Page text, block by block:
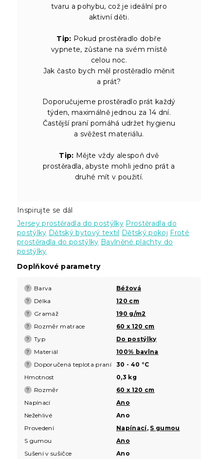
tvaru a pohybu, což je ideální pro
aktivní děti.
Tip: Pokud prostěradlo dobře
vypnete, zůstane na svém místě
celou noc.
Jak často bych měl prostěradlo měnit
a prát?
Doporučujeme prostěradlo prát každý
týden, maximálně jednou za 14 dní.
Častější praní pomáhá udržet hygienu
a svěžest materiálu.
Tip: Mějte vždy alespoň dvě
prostěradla, abyste mohli jedno prát a
druhé mít v použití.
Inspirujte se dál
Jersey prostěradla do postýlky Prostěradla do
postýlky Dětský bytový textil Dětský pokoj Froté
prostěradla do postýlky Bavlněné plachty do
postýlky
Doplňkové parametry
? Barva Béžová
? Délka 120 cm
? Gramáž 190 g/m2
? Rozměr matrace 60 x 120 cm
? Typ Do postýlky
? Materiál 100% bavlna
? Doporučená teplota praní
30 - 40 °C
Hmotnost
0,3 kg
? Rozměr
60 x 120 cm
Napínací
Ano
Nežehlivé
Ano
Provedení
Napínací, S gumou
S gumou
Ano
Sušení v sušičce
Ano